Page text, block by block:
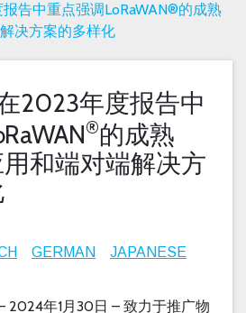
告中重点强调LoRaWAN®的成熟
决方案的多样化
2023年度报告中
®的成熟
和端对端解决方
GERMAN
JAPANESE
2024年1月 30日 – 致力于推广物